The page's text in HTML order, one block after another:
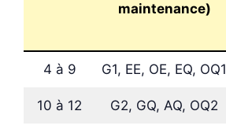
maintenance)
4 à 9 G1, EE, OE, EQ, OQ1
10 à 12 G2, GQ, AQ, OQ2